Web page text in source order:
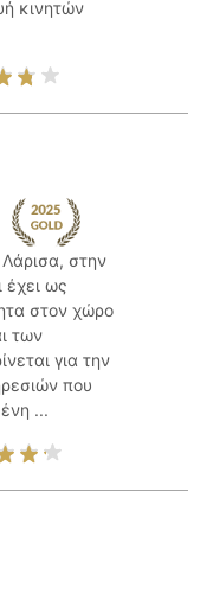
κινητών
στην
έχει ως
στον χώρο
των
για την
που
...